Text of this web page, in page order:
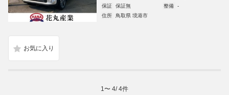
保証
保証無 整備
-
住所
鳥取県 境港市
1 〜 4/4件